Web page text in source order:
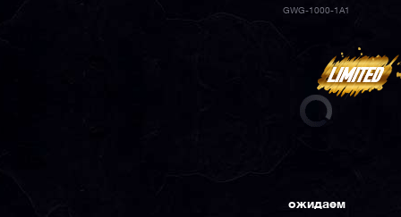
GWG-1000-1A1
ожидаем